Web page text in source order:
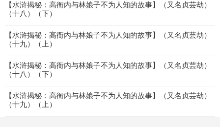
【水浒揭秘：高衙内与林娘子不为人知的故事】（又名贞芸劫）
（十八）（下）
【水浒揭秘：高衙内与林娘子不为人知的故事】（又名贞芸劫）
（十九）（上）
【水浒揭秘：高衙内与林娘子不为人知的故事】（又名贞芸劫）
（十八）（下）
【水浒揭秘：高衙内与林娘子不为人知的故事】（又名贞芸劫）
（十九）（上）